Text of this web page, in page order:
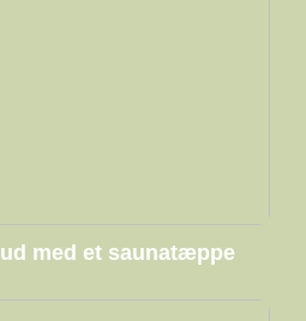
med et saunatæppe